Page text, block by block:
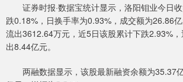
证券时报·数据宝统计显示，洛阳钼业今日
跌0.18%，日换手率为0.93%，成交额为26.86
流出3612.64万元，近5日该股累计下跌2.93%
出8.44亿元。
两融数据显示，该股最新融资余额为35.37